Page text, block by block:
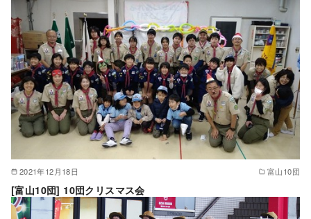
2021年12月18日 富山10団
[富山10団] 10団クリスマス会